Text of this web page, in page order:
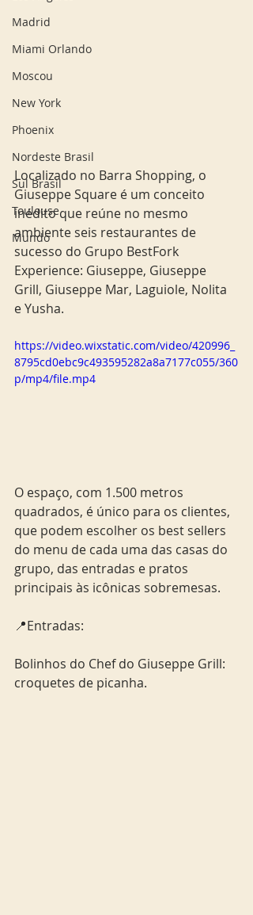
Madrid
Miami Orlando
Moscou
New York
Phoenix
Nordeste Brasil
Sul Brasil
Toulouse
Mundo
Localizado no Barra Shopping, o
Giuseppe Square é um conceito
inédito que reúne no mesmo
ambiente seis restaurantes de
sucesso do Grupo BestFork
Experience: Giuseppe, Giuseppe
Grill, Giuseppe Mar, Laguiole, Nolita
e Yusha.
https://video.wixstatic.com/video/420996_
8795cd0ebc9c493595282a8a7177c055/360
p/mp4/file.mp4
O espaço, com 1.500 metros
quadrados, é único para os clientes,
que podem escolher os best sellers
do menu de cada uma das casas do
grupo, das entradas e pratos
principais às icônicas sobremesas.
📍Entradas:
Bolinhos do Chef do Giuseppe Grill:
croquetes de picanha.